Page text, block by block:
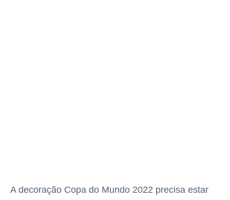
A decoração Copa do Mundo 2022 precisa estar